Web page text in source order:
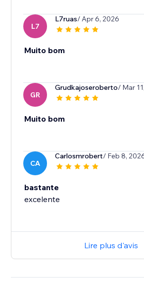
L7
L7ruas/ Apr 6, 2026
Muito bom
GR
Grudkajoseroberto/ Mar
Muito bom
CA
Carlosmrobert/ Feb 8,
bastante
excelente
Lire plus d'avis